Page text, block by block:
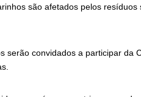
são afetados pelos
serão convidados a participar da